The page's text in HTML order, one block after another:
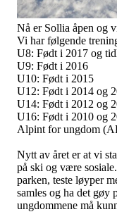
Nå er Sollia åpen og
Vi har følgende
U8: Født i 2017 og
U9: Født i 2016
U10: Født i 2015
U12: Født i 2014 og
U14: Født i 2012 og
U16: Født i 2010 og
Alpint for ungdom
Nytt av året er at vi
på ski og være
parken, teste løyper
samles og ha det gøy
ungdommene må